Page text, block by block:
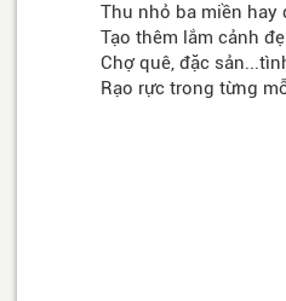
Thu nhỏ ba miền hay
Tạo thêm lắm cảnh
Chợ quê, đặc
Rạo rực trong từng